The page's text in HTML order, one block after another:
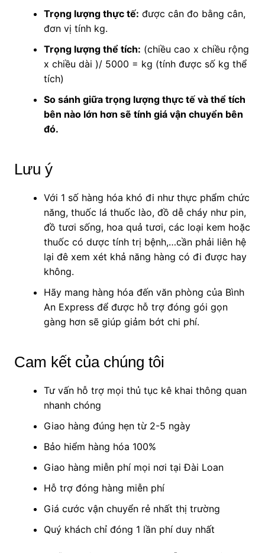
Trọng lượng thực tế: được cân đo bằng cân,
đơn vị tính kg.
Trọng lượng thể tích: (chiều cao x chiều rộng
x chiều dài )/ 5000 = kg (tính được số kg thể
tích)
So sánh giữa trọng lượng thực tế và thể tích
bên nào lớn hơn sẽ tính giá vận chuyển bên
đó.
Lưu ý
Với 1 số hàng hóa khó đi như thực phẩm chức
năng, thuốc lá thuốc lào, đồ dễ cháy như pin,
đồ tươi sống, hoa quả tươi, các loại kem hoặc
thuốc có dược tính trị bệnh,…cần phải liên hệ
lại đê xem xét khả năng hàng có đi được hay
không.
Hãy mang hàng hóa đến văn phòng của Bình
An Express để được hỗ trợ đóng gói gọn
gàng hơn sẽ giúp giảm bớt chi phí.
Cam kết của chúng tôi
Tư vấn hỗ trợ mọi thủ tục kê khai thông quan
nhanh chóng
Giao hàng đúng hẹn từ 2-5 ngày
Bảo hiểm hàng hóa 100%
Giao hàng miễn phí mọi nơi tại Đài Loan
Hỗ trợ đóng hàng miễn phí
Giá cước vận chuyển rẻ nhất thị trường
Quý khách chỉ đóng 1 lần phí duy nhất